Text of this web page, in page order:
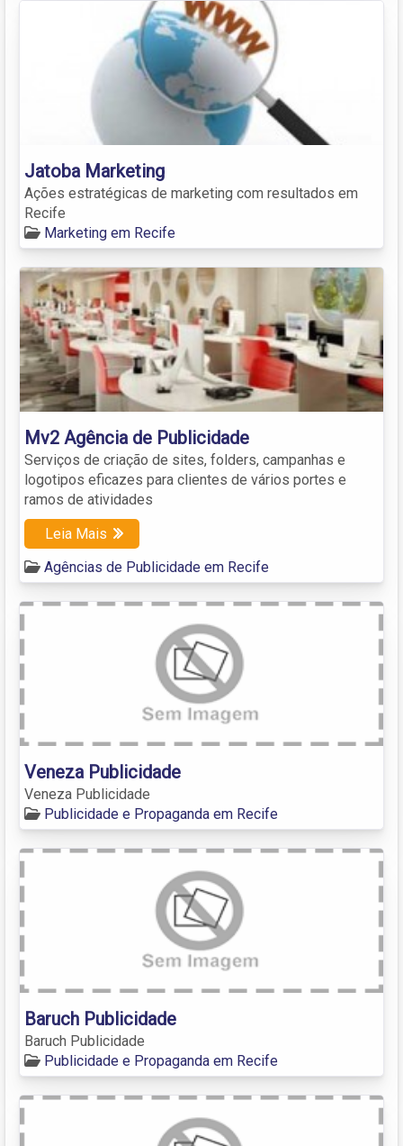
Jatoba Marketing
Ações estratégicas de marketing com resultados em
Recife
Marketing em Recife
Mv2 Agência de Publicidade
Serviços de criação de sites, folders, campanhas e
logotipos eficazes para clientes de vários portes e
ramos de atividades
Leia Mais
Agências de Publicidade em Recife
Veneza Publicidade
Veneza Publicidade
Publicidade e Propaganda em Recife
Baruch Publicidade
Baruch Publicidade
Publicidade e Propaganda em Recife